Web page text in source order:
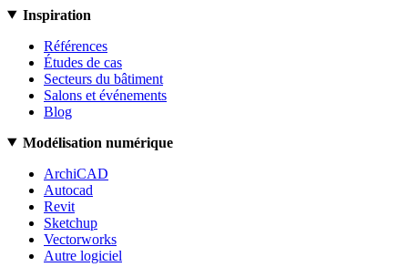
Inspiration
Références
Études de cas
Secteurs du bâtiment
Salons et événements
Blog
Modélisation numérique
ArchiCAD
Autocad
Revit
Sketchup
Vectorworks
Autre logiciel